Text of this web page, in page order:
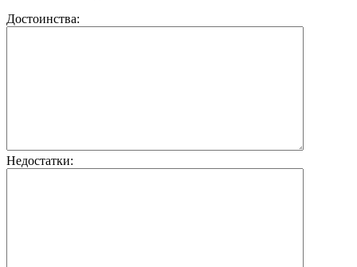
Достоинства:
Недостатки: